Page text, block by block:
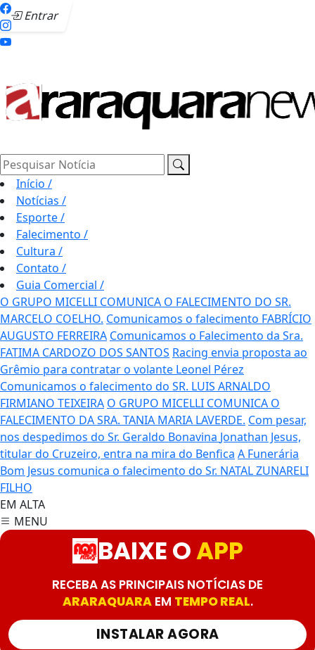
Entrar
Pesquisar Notícia
Início /
Notícias /
Esporte/
Falecimento /
Cultura /
Contato /
Guia Comercial /
O GRUPO MICELLI COMUNICA O FALECIMENTO DO SR.
MARCELO COELHO. Comunicamos o falecimento FABRÍCIO
AUGUSTO FERREIRA Comunicamos o Falecimento da Sra.
FATIMA CARDOZO DOS SANTOS Racing envia proposta ao
Grêmio para contratar o volante Leonel Pérez
Comunicamos o falecimento do SR. LUIS ARNALDO
FIRMIANO TEIXEIRA O GRUPO MICELLI COMUNICA O
FALECIMENTO DA SRA. TANIA MARIA LAVERDE. Com pesar,
nos despedimos do Sr. Geraldo Bonavina Jonathan Jesus,
titular do Cruzeiro, entra na mira do Benfica A Funerária
Bom Jesus comunica o falecimento do Sr. NATAL ZUNARELI
FILHO
EM ALTA
MENU
BAIXE OAPP
RECEBA AS PRINCIPAIS NOTÍCIAS DE
ARARAQUARAEM TEMPO REAL.
INSTALAR AGORA